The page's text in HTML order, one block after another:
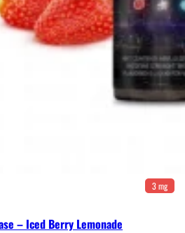
3 mg
– Iced Berry Lemonade